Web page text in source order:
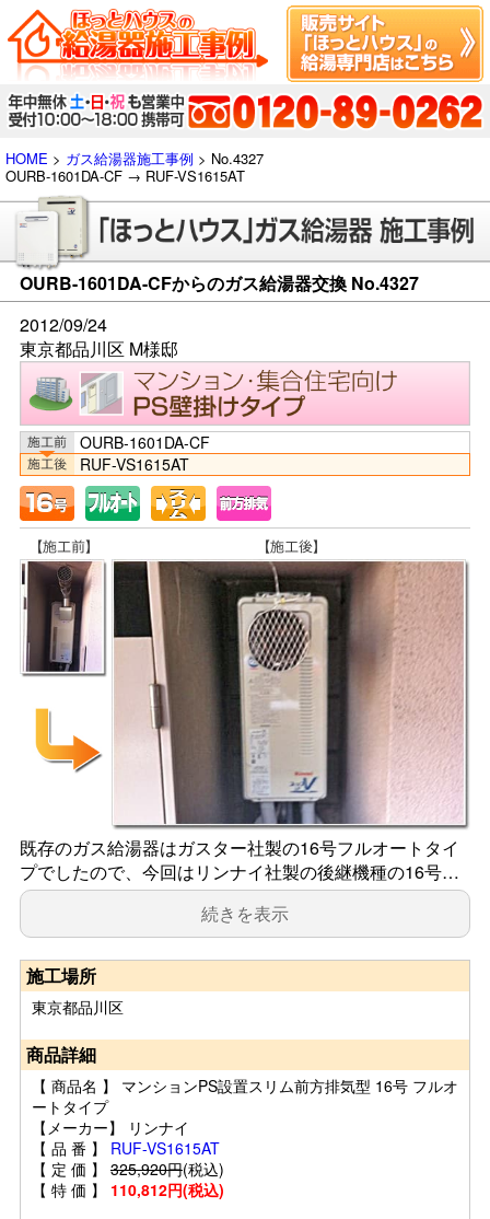
HOME > ガス給湯器施工事例 > No.4327
OURB-1601DA-CF → RUF-VS1615AT
OURB-1601DA-CFからのガス給湯器交換 No.4327
2012/09/24
東京都品川区 M様邸
OURB-1601DA-CF
RUF-VS1615AT
既存のガス給湯器はガスター社製の16号フルオートタイ
プでしたので、今回はリンナイ社製の後継機種の16号…
続きを表示
施工場所
東京都品川区
商品詳細
【 商品名 】 マンションPS設置スリム前方排気型 16号 フルオ
ートタイプ
【メーカー】 リンナイ
【 品 番 】 RUF-VS1615AT
【 定 価 】 325,920円(税込)
【 特 価 】 110,812円(税込)